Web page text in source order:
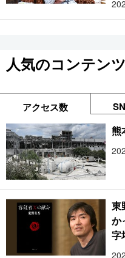
人気のコンテンツ
アクセス数
熊
東
か
字